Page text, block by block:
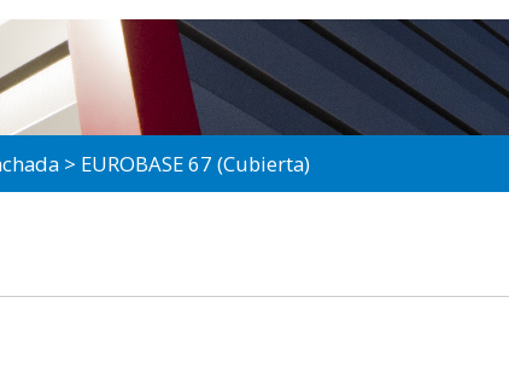
EUROBASE 67 (Cubierta)